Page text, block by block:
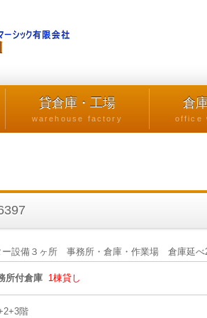
貸倉庫・工場
warehouse factory
倉
office
設備３ヶ所 事務所・倉庫・作業場 倉庫延
所付倉庫 1棟貸し
階